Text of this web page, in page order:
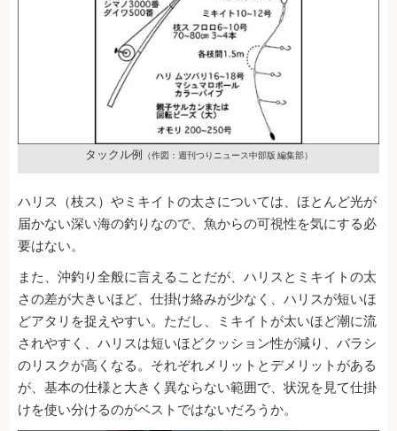
タックル例 （作図：週刊つりニュース中部版 編集部）
ハリス（枝ス）やミキイトの太さについては、ほとんど光が
届かない深い海の釣りなので、魚からの可視性を気にする必
要はない。
また、沖釣り全般に言えることだが、ハリスとミキイトの太
さの差が大きいほど、仕掛け絡みが少なく、ハリスが短いほ
どアタリを捉えやすい。ただし、ミキイトが太いほど潮に流
されやすく、ハリスは短いほどクッション性が減り、バラシ
のリスクが高くなる。それぞれメリットとデメリットがある
が、基本の仕様と大きく異ならない範囲で、状況を見て仕掛
けを使い分けるのがベストではないだろうか。